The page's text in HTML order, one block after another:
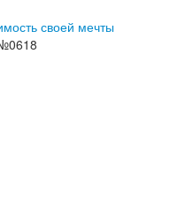
своей мечты